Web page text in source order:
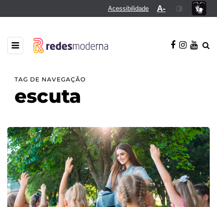
Acessibilidade A-
TAG DE NAVEGAÇÃO
escuta